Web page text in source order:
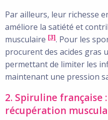
Par ailleurs, leur richesse
améliore la satiété et
musculaire [3]. Pour les
procurent des acides gras
permettant de limiter les
maintenant une pression
2. Spiruline française
récupération